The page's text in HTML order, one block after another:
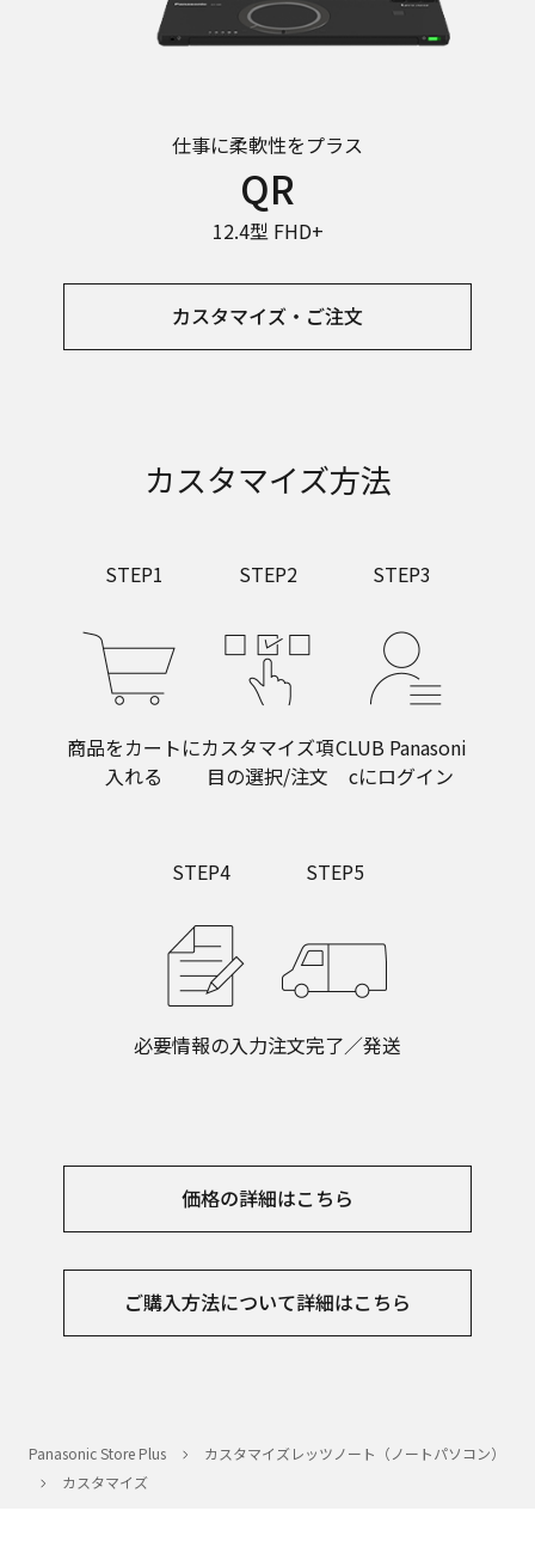
仕事に柔軟性をプラス
QR
12.4型 FHD+
カスタマイズ・ご注文
カスタマイズ方法
STEP1
商品をカートに
入れる
STEP2
カスタマイズ項
目の選択/注文
STEP3
CLUB Panasoni
cにログイン
STEP4
必要情報の入力
STEP5
注文完了／発送
価格の詳細はこちら
ご購入方法について詳細はこちら
Panasonic Store Plus
カスタマイズレッツノート（ノートパソコン）
カスタマイズ